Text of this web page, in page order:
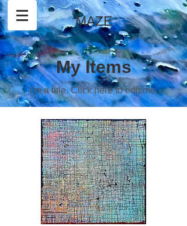
MAZE
My Items
I'm a title. ​Click here to edit me.